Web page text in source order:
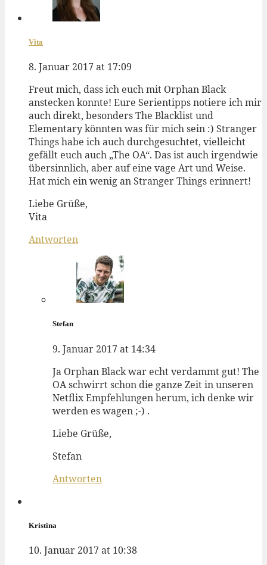
Vita
8. Januar 2017 at 17:09
Freut mich, dass ich euch mit Orphan Black
anstecken konnte! Eure Serientipps notiere ich mir
auch direkt, besonders The Blacklist und
Elementary könnten was für mich sein :) Stranger
Things habe ich auch durchgesuchtet, vielleicht
gefällt euch auch „The OA“. Das ist auch irgendwie
übersinnlich, aber auf eine vage Art und Weise.
Hat mich ein wenig an Stranger Things erinnert!
Liebe Grüße,
Vita
Antworten
Stefan
9. Januar 2017 at 14:34
Ja Orphan Black war echt verdammt gut! The
OA schwirrt schon die ganze Zeit in unseren
Netflix Empfehlungen herum, ich denke wir
werden es wagen ;-) .
Liebe Grüße,
Stefan
Antworten
Kristina
10. Januar 2017 at 10:38